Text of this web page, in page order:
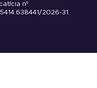
nº
2026-31.